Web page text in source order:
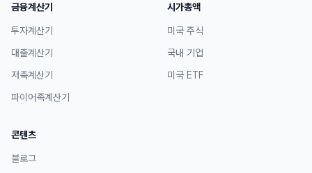
금융계산기
투자계산기
대출계산기
저축계산기
파이어족계산기
시가총액
미국 주식
국내 기업
미국 ETF
콘텐츠
블로그